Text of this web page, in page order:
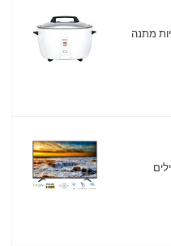
מתנה